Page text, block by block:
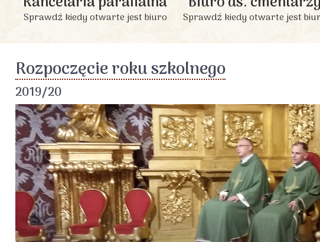
Sprawdź kiedy otwarte jest biuro Sprawdź kiedy otwarte jest
Rozpoczęcie roku szkolnego
2019/20